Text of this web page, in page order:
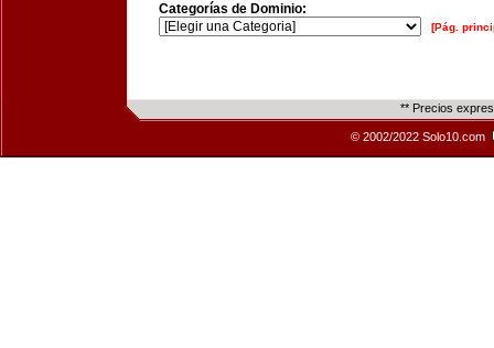
Categorías de Dominio:
[Pág.
** Precios
© 2002/2022 Solo10.com